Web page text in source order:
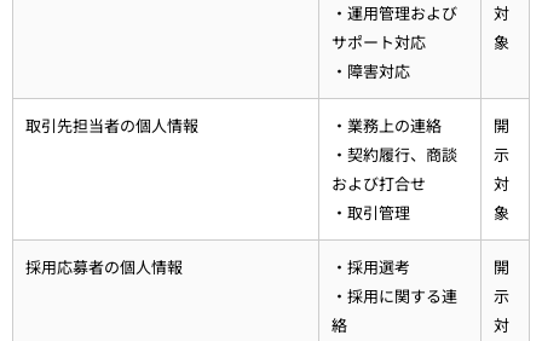
・運用管理および
サポート対応
・障害対応
対
象
取引先担当者の個人情報
・業務上の連絡
・契約履行、商談
および打合せ
・取引管理
開
示
対
象
採用応募者の個人情報
・採用選考
・採用に関する連
絡
開
示
対